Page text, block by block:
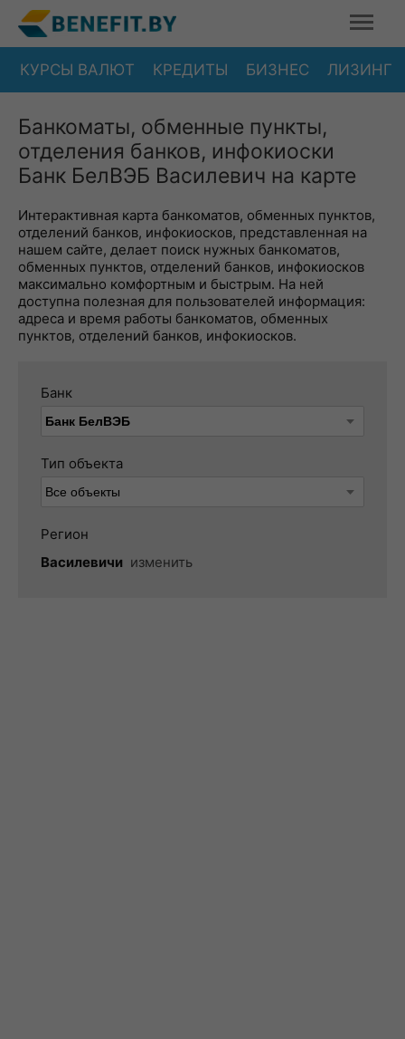
КУРСЫ ВАЛЮТ КРЕДИТЫ БИЗНЕС ЛИЗИНГ
Банкоматы, обменные пункты,
отделения банков, инфокиоски
Банк БелВЭБ Василевич на карте
Интерактивная карта банкоматов, обменных пунктов,
отделений банков, инфокиосков, представленная на
нашем сайте, делает поиск нужных банкоматов,
обменных пунктов, отделений банков, инфокиосков
максимально комфортным и быстрым. На ней
доступна полезная для пользователей информация:
адреса и время работы банкоматов, обменных
пунктов, отделений банков, инфокиосков.
Банк
Тип объекта
Регион
Василевичи изменить